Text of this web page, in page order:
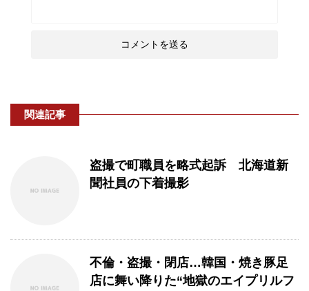
関連記事
盗撮で町職員を略式起訴 北海道新
聞社員の下着撮影
不倫・盗撮・閉店…韓国・焼き豚足
店に舞い降りた“地獄のエイプリルフ